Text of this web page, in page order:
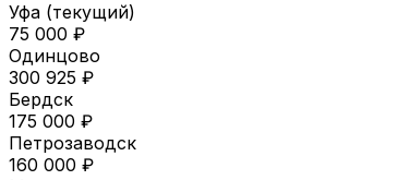
Уфа (текущий)
75 000 ₽
Одинцово
300 925 ₽
Бердск
175 000 ₽
Петрозаводск
160 000 ₽